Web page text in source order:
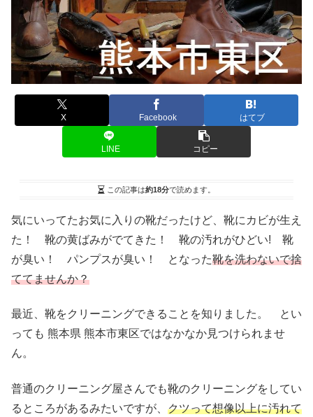
X Facebook はてブ
LINE コピー
この記事は約18分で読めます。
気にいってたお気に入りの靴だったけど、靴にカビが生え
た！ 靴の黄ばみがでてきた！ 靴の汚れがひどい! 靴
が臭い！ パンプスが臭い！ となった靴を洗わないで捨
ててませんか？
最近、靴をクリーニングできることを知りました。 とい
っても 熊本県 熊本市東区ではなかなか見つけられませ
ん。
普通のクリーニング屋さんでも靴のクリーニングをしてい
るところがあるみたいですが、 クツって想像以上に汚れて